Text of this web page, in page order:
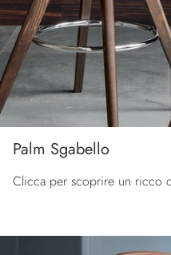
Palm Sgabello